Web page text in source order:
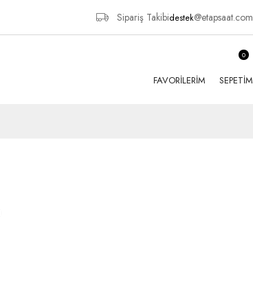
Sipariş Takibidestek@etapsaat.com
SEPETIM
0
FAVORILERIM